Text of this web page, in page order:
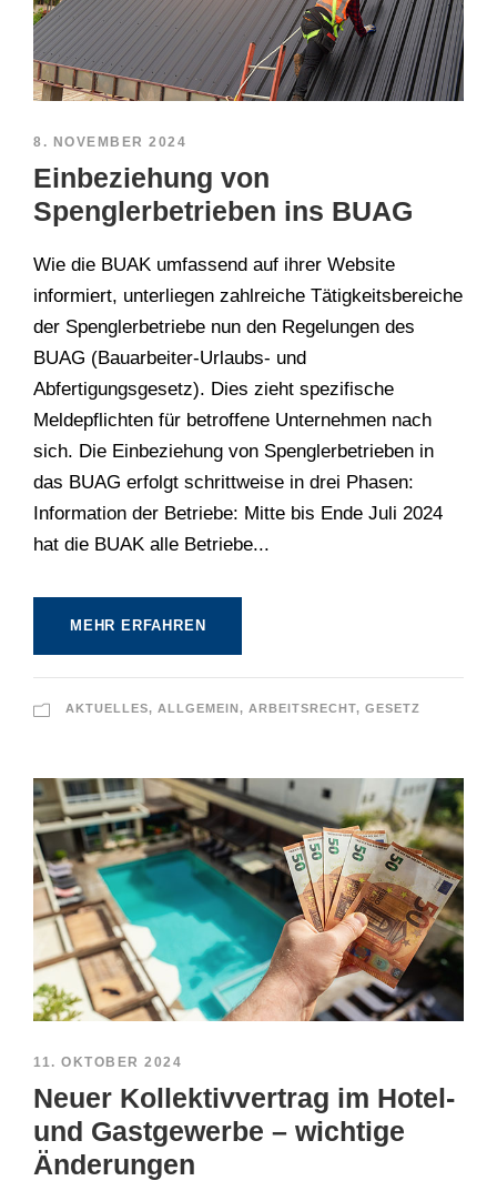
8. NOVEMBER 2024
Einbeziehung von
Spenglerbetrieben ins BUAG
Wie die BUAK umfassend auf ihrer Website
informiert, unterliegen zahlreiche Tätigkeitsbereiche
der Spenglerbetriebe nun den Regelungen des
BUAG (Bauarbeiter-Urlaubs- und
Abfertigungsgesetz). Dies zieht spezifische
Meldepflichten für betroffene Unternehmen nach
sich. Die Einbeziehung von Spenglerbetrieben in
das BUAG erfolgt schrittweise in drei Phasen:
Information der Betriebe: Mitte bis Ende Juli 2024
hat die BUAK alle Betriebe...
MEHR ERFAHREN
AKTUELLES, ALLGEMEIN , ARBEITSRECHT, GESETZ
11. OKTOBER 2024
Neuer Kollektivvertrag im Hotel-
und Gastgewerbe – wichtige
Änderungen